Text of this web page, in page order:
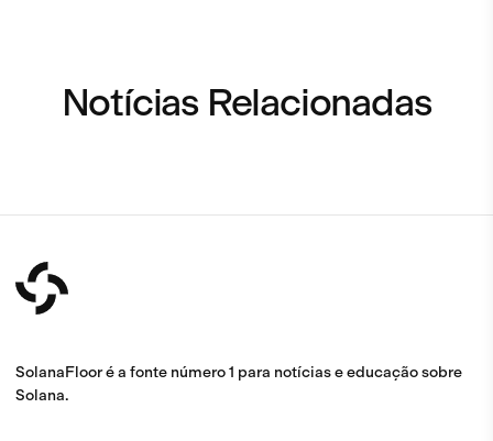
Notícias Relacionadas
SolanaFloor é a fonte número 1 para notícias e educação sobre
Solana.